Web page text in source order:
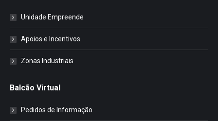
Unidade Empreende
Apoios e Incentivos
Zonas Industriais
Balcão Virtual
Pedidos de Informação